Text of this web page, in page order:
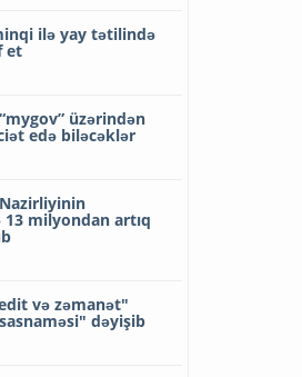
ilə yay tətilində
et
üzərindən
edə biləcəklər
milyondan artıq
və zəmanət"
dəyişib